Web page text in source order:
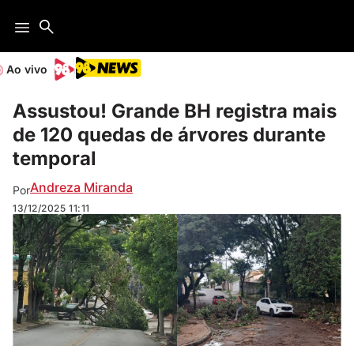
Ao vivo
Assustou! Grande BH registra mais
de 120 quedas de árvores durante
temporal
PorAndreza Miranda
13/12/2025 11:11